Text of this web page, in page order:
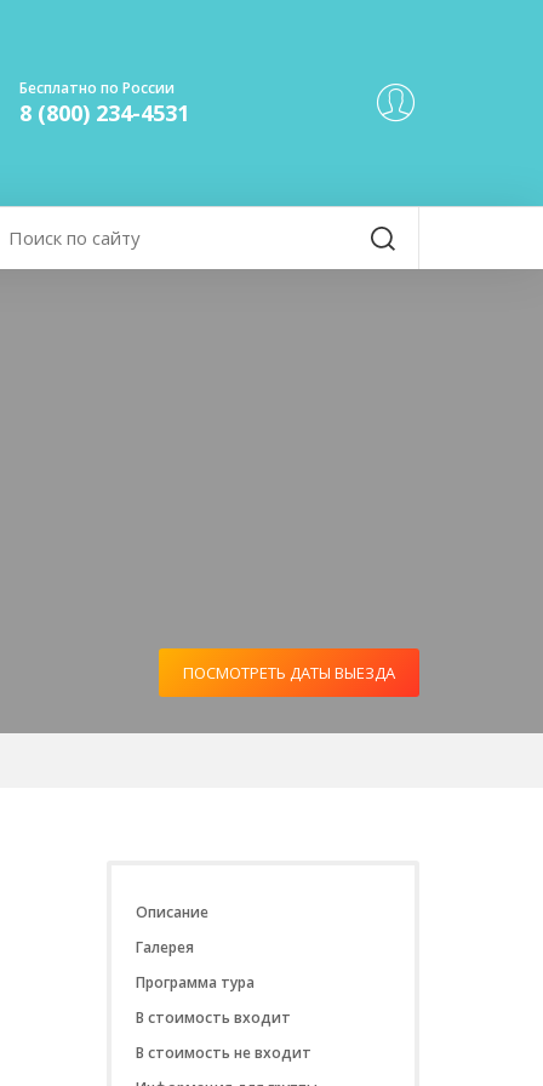
Бесплатно по России
8 (800) 234-4531
ПОСМОТРЕТЬ ДАТЫ ВЫЕЗДА
Описание
Галерея
Программа тура
В стоимость входит
В стоимость не входит